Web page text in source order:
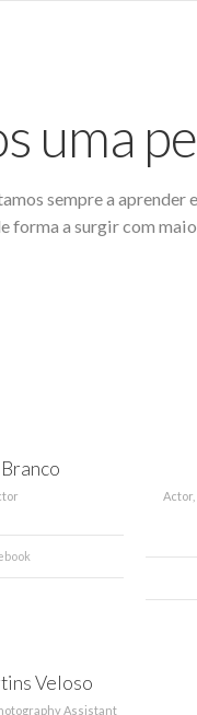
uma
sempre a aprender
forma a surgir com
Actor,
Veloso
Assistant